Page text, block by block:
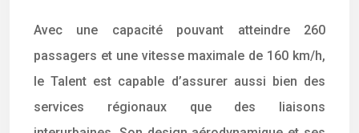
Avec une capacité pouvant atteindre 260
passagers et une vitesse maximale de 160 km/h,
le Talent est capable d’assurer aussi bien des
services régionaux que des liaisons